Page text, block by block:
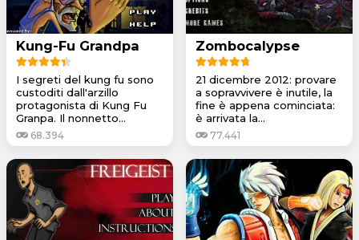
Kung-Fu Grandpa
I segreti del kung fu sono
custoditi dall'arzillo
protagonista di Kung Fu
Granpa. Il nonnetto...
68.394
Zombocalypse
21 dicembre 2012: provare
a sopravvivere è inutile, la
fine è appena cominciata:
è arrivata la...
77.441